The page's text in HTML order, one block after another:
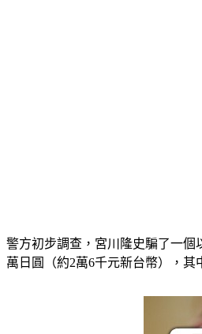
警方初步調查，宮川隆史騙了一個
萬日圓（約2萬6千元新台幣），其